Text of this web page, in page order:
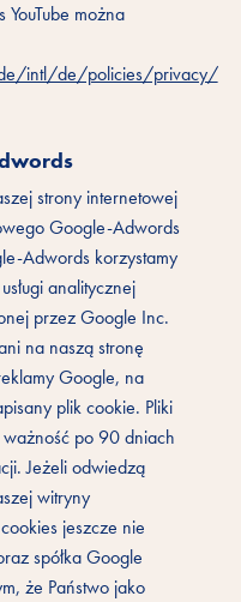
można
intl/de/policies/privacy/
strony internetowej
Google-Adwords
Adwords korzystamy
analitycznej
przez Google Inc.
na naszą stronę
Google, na
plik cookie. Pliki
po 90 dniach
Jeżeli odwiedzą
witryny
jeszcze nie
spółka Google
że Państwo jako